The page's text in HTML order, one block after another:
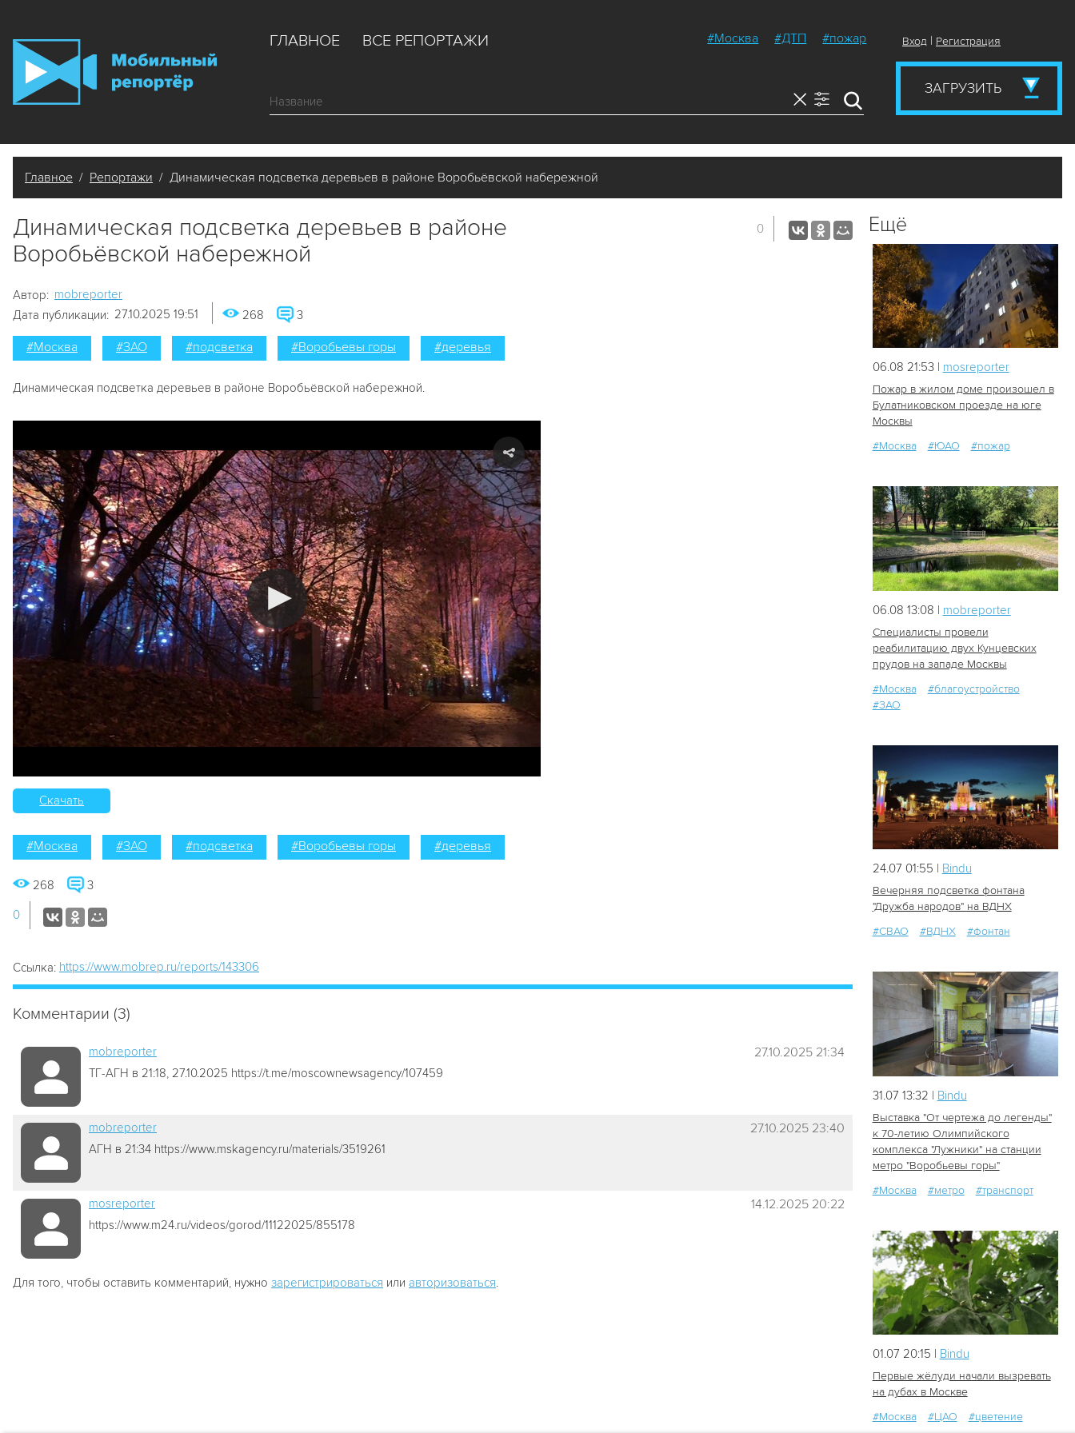
ГЛАВНОЕ ВСЕ РЕПОРТАЖИ #Москва #ДТП #пожар Вход | Регистрация
ЗАГРУЗИТЬ
Главное / Репортажи / Динамическая подсветка деревьев в районе Воробьёвской набережной
Динамическая подсветка деревьев в районе
Воробьёвской набережной
0
Автор: mobreporter
Дата публикации: 27.10.2025 19:51 268 3
#Москва #ЗАО #подсветка #Воробьевы горы #деревья
Динамическая подсветка деревьев в районе Воробьёвской набережной.
Скачать
#Москва #ЗАО #подсветка #Воробьевы горы #деревья
268 3
0
Ссылка: https://www.mobrep.ru/reports/143306
Комментарии (3)
mobreporter 27.10.2025 21:34
ТГ-АГН в 21:18, 27.10.2025 https://t.me/moscownewsagency/107459
mobreporter 27.10.2025 23:40
АГН в 21:34 https://www.mskagency.ru/materials/3519261
mosreporter 14.12.2025 20:22
https://www.m24.ru/videos/gorod/11122025/855178
Для того, чтобы оставить комментарий, нужно зарегистрироваться или авторизоваться.
Ещё
06.08 21:53 | mosreporter
Пожар в жилом доме произошел в
Булатниковском проезде на юге
Москвы
#Москва
#ЮАО #пожар
06.08 13:08 | mobreporter
Специалисты провели
реабилитацию двух Кунцевских
прудов на западе Москвы
#Москва
#благоустройство
#ЗАО
59
24.07 01:55 | Bindu
Вечерняя подсветка фонтана
"Дружба народов" на ВДНХ
#СВАО
#ВДНХ #фонтан
31.07 13:32 | Bindu
Выставка "От чертежа до легенды"
к 70-летию Олимпийского
комплекса "Лужники" на станции
метро "Воробьевы горы"
#Москва
#метро #транспорт
78
01.07 20:15 | Bindu
Первые жёлуди начали вызревать
на дубах в Москве
#Москва
#ЦАО #цветение